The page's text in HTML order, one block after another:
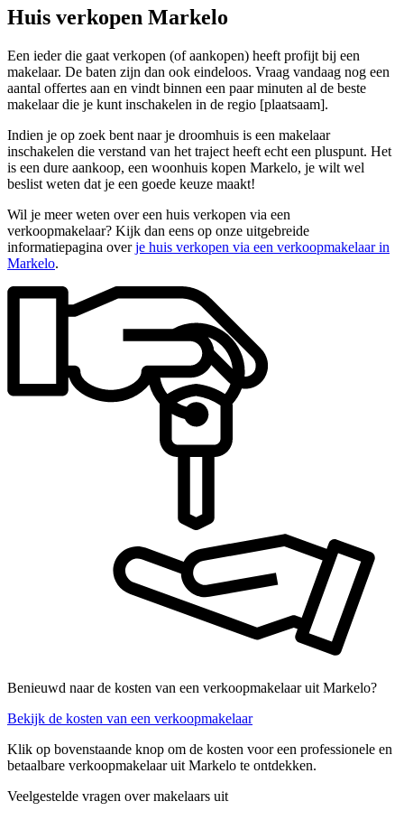
Huis verkopen Markelo
Een ieder die gaat verkopen (of aankopen) heeft profijt bij een
makelaar. De baten zijn dan ook eindeloos. Vraag vandaag nog een
aantal offertes aan en vindt binnen een paar minuten al de beste
makelaar die je kunt inschakelen in de regio [plaatsaam].
Indien je op zoek bent naar je droomhuis is een makelaar
inschakelen die verstand van het traject heeft echt een pluspunt. Het
is een dure aankoop, een woonhuis kopen Markelo, je wilt wel
beslist weten dat je een goede keuze maakt!
Wil je meer weten over een huis verkopen via een
verkoopmakelaar? Kijk dan eens op onze uitgebreide
informatiepagina overje huis verkopen via een verkoopmakelaar in
Markelo.
Benieuwd naar de kosten van een verkoopmakelaar uit Markelo?
Bekijk de kosten van een verkoopmakelaar
Klik op bovenstaande knop om de kosten voor een professionele en
betaalbare verkoopmakelaar uit Markelo te ontdekken.
Veelgestelde vragen over makelaars uit